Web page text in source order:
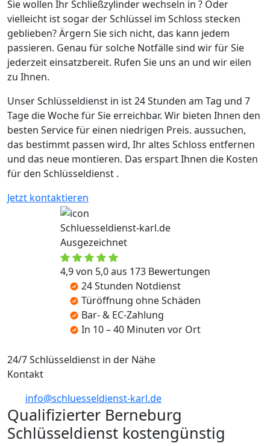
Sie wollen Ihr Schließzylinder wechseln in ? Oder
vielleicht ist sogar der Schlüssel im Schloss stecken
geblieben? Ärgern Sie sich nicht, das kann jedem
passieren. Genau für solche Notfälle sind wir für Sie
jederzeit einsatzbereit. Rufen Sie uns an und wir eilen
zu Ihnen.
Unser Schlüsseldienst in ist 24 Stunden am Tag und 7
Tage die Woche für Sie erreichbar. Wir bieten Ihnen den
besten Service für einen niedrigen Preis. aussuchen,
das bestimmt passen wird, Ihr altes Schloss entfernen
und das neue montieren. Das erspart Ihnen die Kosten
für den Schlüsseldienst .
Jetzt kontaktieren
Schluesseldienst-karl.de
Ausgezeichnet
4,9 von 5,0 aus 173 Bewertungen
24 Stunden Notdienst
Türöffnung ohne Schäden
Bar- & EC-Zahlung
In 10 – 40 Minuten vor Ort
24/7 Schlüsseldienst in der Nähe
Kontakt
info@schluesseldienst-karl.de
Qualifizierter Berneburg
Schlüsseldienst kostengünstig